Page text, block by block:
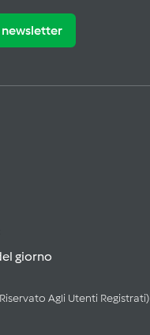
giorno
Agli Utenti Registrati)